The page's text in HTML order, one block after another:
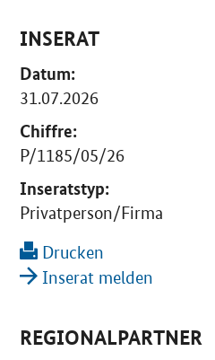
INSERAT
Datum:
31.07.2026
Chiffre:
P/1185/05/26
Inseratstyp:
Privatperson/Firma
Drucken
Inserat melden
REGIONALPARTNER